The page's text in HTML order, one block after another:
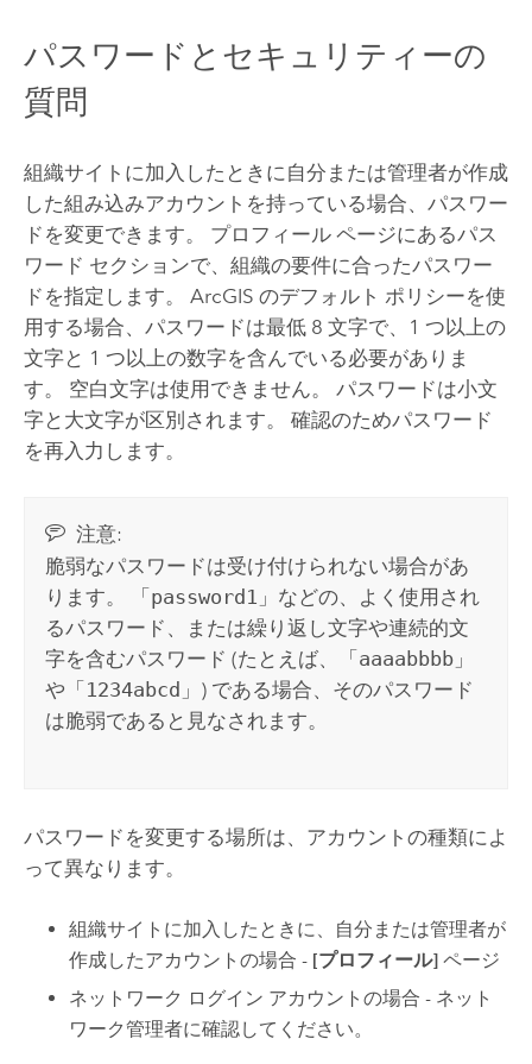
パスワードとセキュリティーの
質問
組織サイトに加入したときに自分または管理者が作成
した組み込みアカウントを持っている場合、パスワー
ドを変更できます。 プロフィール ページにあるパス
ワード セクションで、組織の要件に合ったパスワー
ドを指定します。 ArcGIS のデフォルト ポリシーを使
用する場合、パスワードは最低 8 文字で、1 つ以上の
文字と 1 つ以上の数字を含んでいる必要がありま
す。 空白文字は使用できません。 パスワードは小文
字と大文字が区別されます。 確認のためパスワード
を再入力します。
注意:
脆弱なパスワードは受け付けられない場合があ
ります。 「 password1 」などの、よく使用され
るパスワード、または繰り返し文字や連続的文
字を含むパスワード (たとえば、「 aaaabbbb 」
や「 1234abcd 」) である場合、そのパスワード
は脆弱であると見なされます。
パスワードを変更する場所は、アカウントの種類によ
って異なります。
組織サイトに加入したときに、自分または管理者が
作成したアカウントの場合 - [プロフィール] ページ
ネットワーク ログイン アカウントの場合 - ネット
ワーク管理者に確認してください。